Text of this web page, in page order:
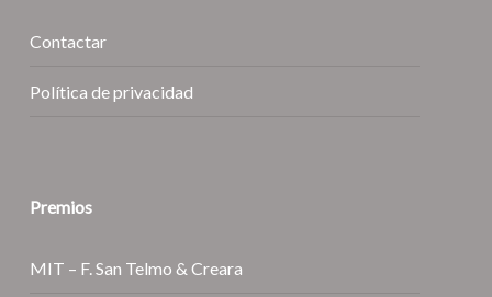
Contactar
Política de privacidad
Premios
MIT – F. San Telmo & Creara